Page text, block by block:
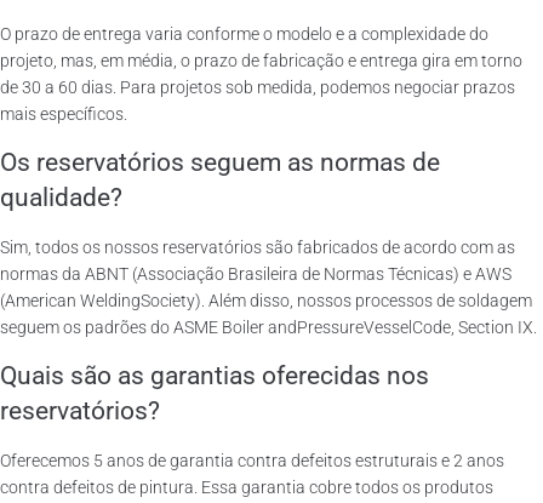
O prazo de entrega varia conforme o modelo e a complexidade do
projeto, mas, em média, o prazo de fabricação e entrega gira em torno
de 30 a 60 dias. Para projetos sob medida, podemos negociar prazos
mais específicos.
Os reservatórios seguem as normas de
qualidade?
Sim, todos os nossos reservatórios são fabricados de acordo com as
normas da ABNT (Associação Brasileira de Normas Técnicas) e AWS
(American WeldingSociety). Além disso, nossos processos de soldagem
seguem os padrões do ASME Boiler andPressureVesselCode, Section IX.
Quais são as garantias oferecidas nos
reservatórios?
Oferecemos 5 anos de garantia contra defeitos estruturais e 2 anos
contra defeitos de pintura. Essa garantia cobre todos os produtos